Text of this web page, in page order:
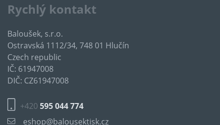
Rychlý kontakt
Baloušek, s.r.o.
Ostravská 1112/34, 748 01 Hlučín
Czech republic
IČ: 61947008
DIČ: CZ61947008
+420 595 044 774
eshop@balousektisk.cz